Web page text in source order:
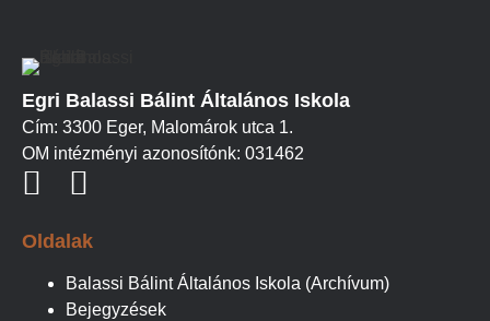
Egri Balassi Bálint Általános Iskola
Cím: 3300 Eger, Malomárok utca 1.
OM intézményi azonosítónk: 031462
Oldalak
Balassi Bálint Általános Iskola (Archívum)
Bejegyzések